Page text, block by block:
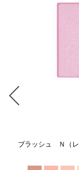
ブラッシュ Ｎ（レ